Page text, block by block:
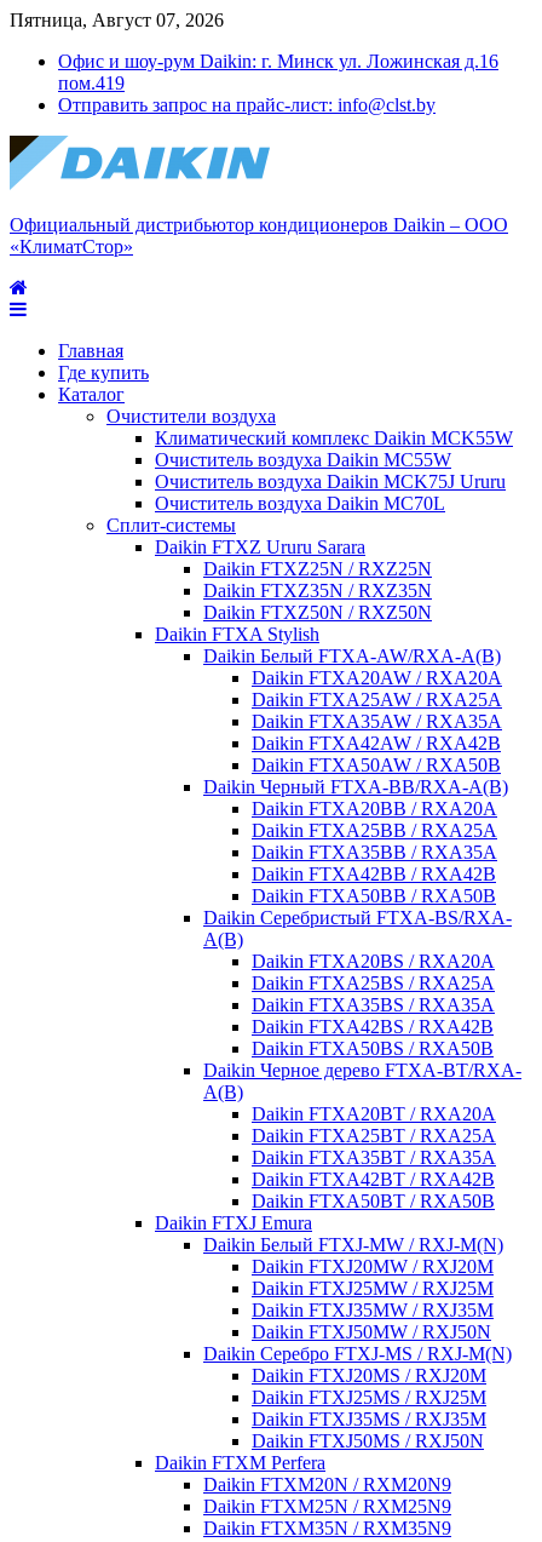
Пятница, Август 07, 2026
Офис и шоу-рум Daikin: г. Минск ул. Ложинская д.16
пом.419
Отправить запрос на прайс-лист: info@clst.by
Официальный дистрибьютор кондиционеров Daikin – ООО
«КлиматСтор»
Главная
Где купить
Каталог
Очистители воздуха
Климатический комплекс Daikin MCK55W
Очиститель воздуха Daikin MC55W
Очиститель воздуха Daikin MCK75J Ururu
Очиститель воздуха Daikin MC70L
Сплит-системы
Daikin FTXZ Ururu Sarara
Daikin FTXZ25N / RXZ25N
Daikin FTXZ35N / RXZ35N
Daikin FTXZ50N / RXZ50N
Daikin FTXA Stylish
Daikin Белый FTXA-AW/RXA-A(B)
Daikin FTXA20AW / RXA20A
Daikin FTXA25AW / RXA25A
Daikin FTXA35AW / RXA35A
Daikin FTXA42AW / RXA42B
Daikin FTXA50AW / RXA50B
Daikin Черный FTXA-BB/RXA-A(B)
Daikin FTXA20BB / RXA20A
Daikin FTXA25BB / RXA25A
Daikin FTXA35BB / RXA35A
Daikin FTXA42BB / RXA42B
Daikin FTXA50BB / RXA50B
Daikin Серебристый FTXA-BS/RXA-
A(B)
Daikin FTXA20BS / RXA20A
Daikin FTXA25BS / RXA25A
Daikin FTXA35BS / RXA35A
Daikin FTXA42BS / RXA42B
Daikin FTXA50BS / RXA50B
Daikin Черное дерево FTXA-BT/RXA-
A(B)
Daikin FTXA20BT / RXA20A
Daikin FTXA25BT / RXA25A
Daikin FTXA35BT / RXA35A
Daikin FTXA42BT / RXA42B
Daikin FTXA50BT / RXA50B
Daikin FTXJ Emura
Daikin Белый FTXJ-MW / RXJ-M(N)
Daikin FTXJ20MW / RXJ20M
Daikin FTXJ25MW / RXJ25M
Daikin FTXJ35MW / RXJ35M
Daikin FTXJ50MW / RXJ50N
Daikin Серебро FTXJ-MS / RXJ-M(N)
Daikin FTXJ20MS / RXJ20M
Daikin FTXJ25MS / RXJ25M
Daikin FTXJ35MS / RXJ35M
Daikin FTXJ50MS / RXJ50N
Daikin FTXM Perfera
Daikin FTXM20N / RXM20N9
Daikin FTXM25N / RXM25N9
Daikin FTXM35N / RXM35N9